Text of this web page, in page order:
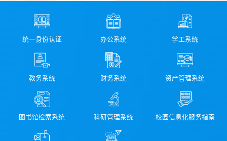
统一身份认证 办公系统 学工系统
教务系统 财务系统 资产管理系统
图书馆检索系统 科研管理系统 校园信息化服务指南